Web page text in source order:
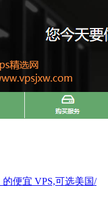
的便宜 VPS,可选美国/